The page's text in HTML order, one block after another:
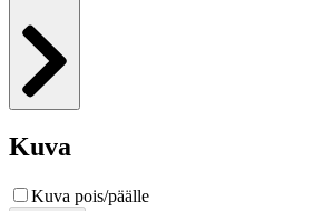
Kuva
Kuva pois/päälle